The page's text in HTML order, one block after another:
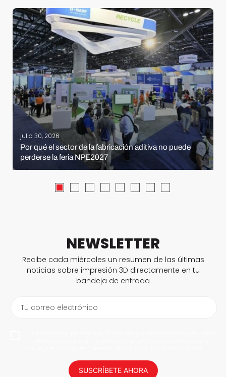
julio 30, 2026
Por qué el sector de la fabricación aditiva no puede
perderse la feria NPE2027
NEWSLETTER
Recibe cada miércoles un resumen de las últimas
noticias sobre impresión 3D directamente en tu
bandeja de entrada
Tu correo electrónico
SUSCRÍBETE AHORA